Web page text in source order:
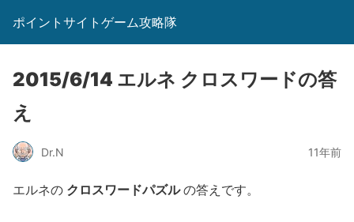
ポイントサイトゲーム攻略隊
2015/6/14 エルネ クロスワードの答
え
Dr.N 11年前
エルネの クロスワードパズルの答えです。